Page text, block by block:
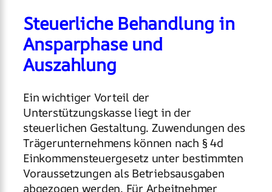
Steuerliche Behandlung in
Ansparphase und
Auszahlung
Ein wichtiger Vorteil der
Unterstützungskasse liegt in der
steuerlichen Gestaltung. Zuwendungen des
Trägerunternehmens können nach § 4d
Einkommensteuergesetz unter bestimmten
Voraussetzungen als Betriebsausgaben
abgezogen werden. Für Arbeitnehmer